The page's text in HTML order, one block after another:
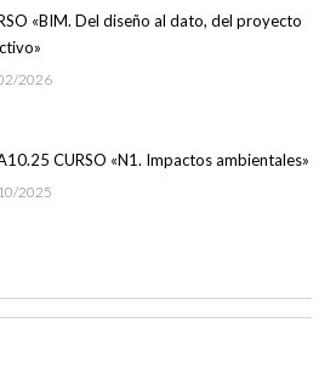
«BIM. Del diseño al dato, del proyecto
2026
CURSO «N1. Impactos ambientales»
2025